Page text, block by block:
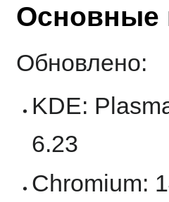
Основные
Обновлено:
KDE:
6.23
Chromium: